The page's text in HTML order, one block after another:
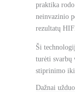
praktika
neinvazinio
rezultatų
Ši
turėti svarbų
stiprinimo
Dažnai